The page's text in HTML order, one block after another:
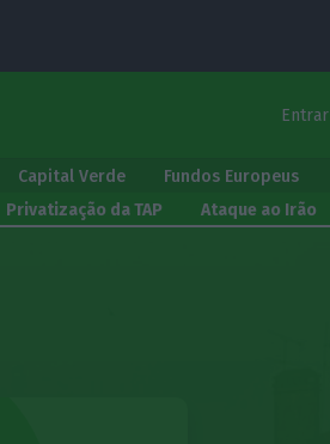
Entrar
Capital Verde Fundos Europeus
Privatização da TAP Ataque ao Irão